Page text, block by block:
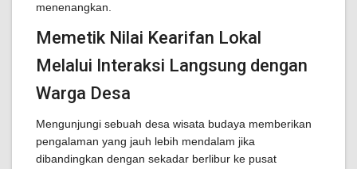
menenangkan.
Memetik Nilai Kearifan Lokal
Melalui Interaksi Langsung dengan
Warga Desa
Mengunjungi sebuah desa wisata budaya memberikan
pengalaman yang jauh lebih mendalam jika
dibandingkan dengan sekadar berlibur ke pusat